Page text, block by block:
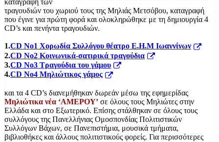
καταγραφή των
τραγουδιών του χωριού τους της Μηλιάς Μετσόβου, καταγραφή
που έγινε για πρώτη φορά και ολοκληρώθηκε με τη δημιουργία 4
CD’s και πενήντα τραγουδιών.
1.CD Νο1 Χορωδία Συλλόγου θέατρο Ε.Η.Μ Ιωαννίνων
2.CD No2 Κοινωνικά-σατιρικά τραγούδια
3.CD No3 Τραγούδια του γάμου
4.CD No4 Μηλιώτικος γάμος
και τα 4 CD’s διανεμήθηκαν δωρεάν μέσω της εφημερίδας
Μηλιώτικα νέα ‘ΑΜΕΡΟΥ’ σε όλους τους Μηλιώτες στην
Ελλάδα και στο Εξωτερικό. Επίσης στάλθηκαν σε όλους τους
συλλόγους της Πανελλήνιας Ομοσπονδίας Πολιτιστικών
Συλλόγων Βάχων, σε Πανεπιστήμια, μουσικά τμήματα,
βιβλιοθήκες και άλλους πολιτιστικούς φορείς. Για περισσότερες